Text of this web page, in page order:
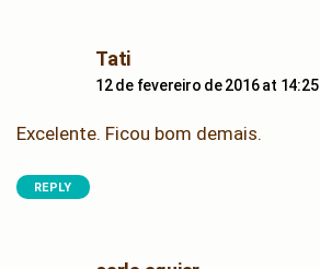
Tatisays:
12 de fevereiro de 2016 at 14:25
Excelente. Ficou bom demais.
REPLY